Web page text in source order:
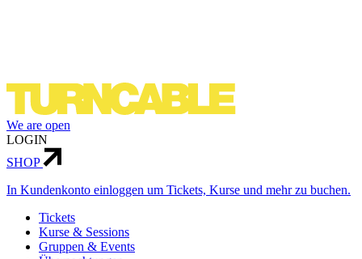
We are open
LOGIN
SHOP
In Kundenkonto einloggen um Tickets, Kurse und mehr zu buchen.
Tickets
Kurse & Sessions
Gruppen & Events